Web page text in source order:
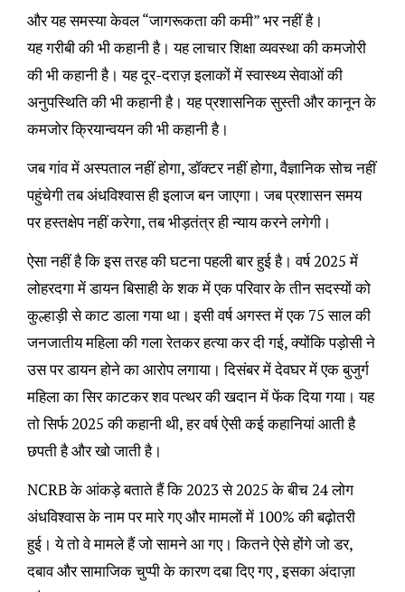
और यह समस्या केवल “जागरूकता की कमी” भर नहीं है।
यह गरीबी की भी कहानी है। यह लाचार शिक्षा व्यवस्था की कमजोरी
की भी कहानी है। यह दूर-दराज़ इलाकों में स्वास्थ्य सेवाओं की
अनुपस्थिति की भी कहानी है। यह प्रशासनिक सुस्ती और कानून के
कमजोर क्रियान्वयन की भी कहानी है।
जब गांव में अस्पताल नहीं होगा, डॉक्टर नहीं होगा, वैज्ञानिक सोच नहीं
पहुंचेगी तब अंधविश्वास ही इलाज बन जाएगा। जब प्रशासन समय
पर हस्तक्षेप नहीं करेगा, तब भीड़तंत्र ही न्याय करने लगेगी।
ऐसा नहीं है कि इस तरह की घटना पहली बार हुई है। वर्ष 2025 में
लोहरदगा में डायन बिसाही के शक में एक परिवार के तीन सदस्यों को
कुल्हाड़ी से काट डाला गया था। इसी वर्ष अगस्त में एक 75 साल की
जनजातीय महिला की गला रेतकर हत्या कर दी गई, क्योंकि पड़ोसी ने
उस पर डायन होने का आरोप लगाया। दिसंबर में देवघर में एक बुजुर्ग
महिला का सिर काटकर शव पत्थर की खदान में फेंक दिया गया। यह
तो सिर्फ 2025 की कहानी थी, हर वर्ष ऐसी कई कहानियां आती है
छपती है और खो जाती है।
NCRB के आंकड़े बताते हैं कि 2023 से 2025 के बीच 24 लोग
अंधविश्वास के नाम पर मारे गए और मामलों में 100% की बढ़ोतरी
हुई। ये तो वे मामले हैं जो सामने आ गए। कितने ऐसे होंगे जो डर,
दबाव और सामाजिक चुप्पी के कारण दबा दिए गए , इसका अंदाज़ा